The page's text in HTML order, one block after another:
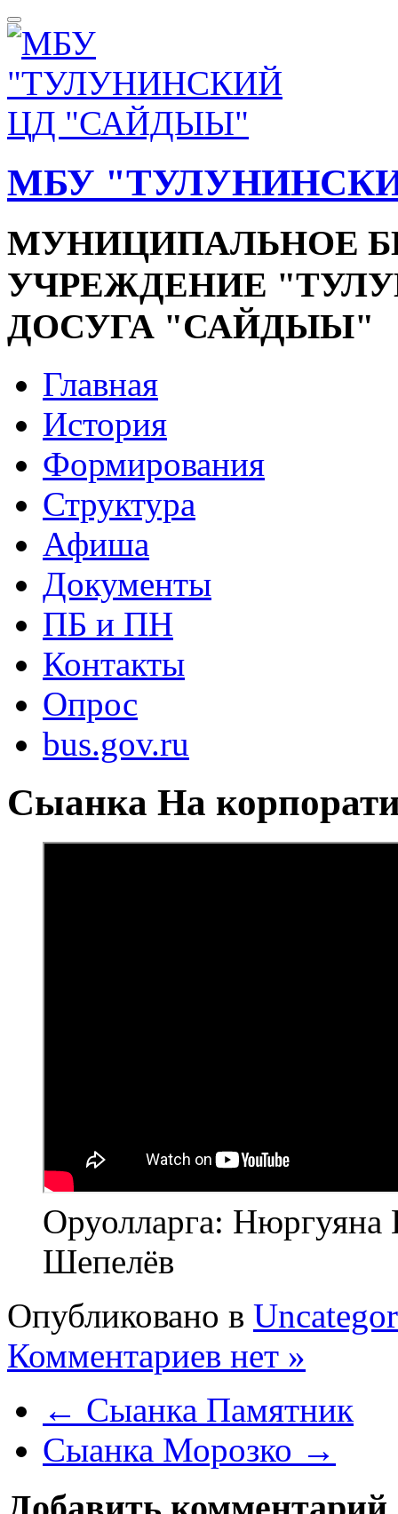
МБУ
МУНИЦИПАЛЬНОЕ
УЧРЕЖДЕНИЕ
ДОСУГА "САЙДЫЫ"
Главная
История
Формирования
Структура
Афиша
Документы
ПБ и ПН
Контакты
Опрос
bus.gov.ru
Сыанка На
Оруолларга: Нюргуяна
Шепелёв
Опубликовано в
Комментариев нет »
← Сыанка Памятник
Сыанка Морозко →